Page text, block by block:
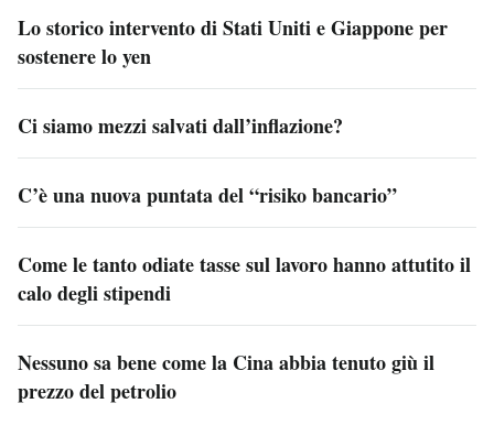
Lo storico intervento di Stati Uniti e Giappone per
sostenere lo yen
Ci siamo mezzi salvati dall’inflazione?
C’è una nuova puntata del “risiko bancario”
Come le tanto odiate tasse sul lavoro hanno attutito il
calo degli stipendi
Nessuno sa bene come la Cina abbia tenuto giù il
prezzo del petrolio